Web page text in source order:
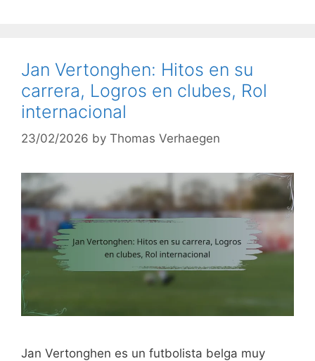
Jan Vertonghen: Hitos en su
carrera, Logros en clubes, Rol
internacional
23/02/2026 by Thomas Verhaegen
Jan Vertonghen es un futbolista belga muy